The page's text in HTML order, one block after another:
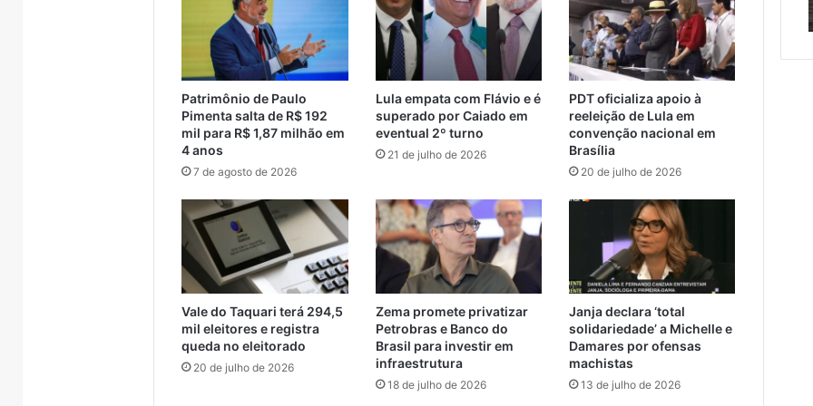
Patrimônio de Paulo
Pimenta salta de R$ 192
mil para R$ 1,87 milhão em
4 anos
7 de agosto de 2026
Lula empata com Flávio e é
superado por Caiado em
eventual 2º turno
21 de julho de 2026
PDT oficializa apoio à
reeleição de Lula em
convenção nacional em
Brasília
20 de julho de 2026
Vale do Taquari terá 294,5
mil eleitores e registra
queda no eleitorado
20 de julho de 2026
Zema promete privatizar
Petrobras e Banco do
Brasil para investir em
infraestrutura
18 de julho de 2026
Janja declara ‘total
solidariedade’ a Michelle e
Damares por ofensas
machistas
13 de julho de 2026
crianças
adolescentes
adolescentes
e
Muçum
Encantado e Muçum